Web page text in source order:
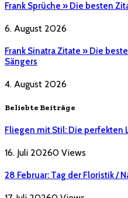
Frank Sprüche » Die besten
6. August 2026
Frank Sinatra Zitate » Die
Sängers
4. August 2026
Beliebte Beiträge
Fliegen mit Stil: Die perfekten
16. Juli 20260 Views
28 Februar: Tag der Floristik /